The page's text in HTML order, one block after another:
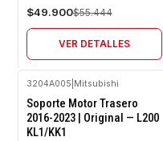
$49.900$55.444
VER DETALLES
-10%
OFF
Agotado
3204A005 Mitsubishi
Soporte Motor Trasero
2016-2023 | Original — L200
KL1/KK1